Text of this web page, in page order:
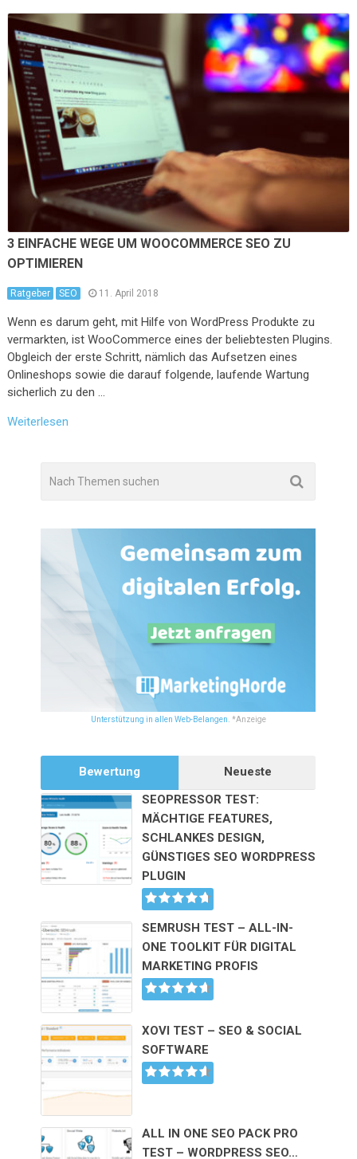
3 EINFACHE WEGE UM WOOCOMMERCE SEO ZU
OPTIMIEREN
Ratgeber SEO 11. April 2018
Wenn es darum geht, mit Hilfe von WordPress Produkte zu
vermarkten, ist WooCommerce eines der beliebtesten Plugins.
Obgleich der erste Schritt, nämlich das Aufsetzen eines
Onlineshops sowie die darauf folgende, laufende Wartung
sicherlich zu den …
Weiterlesen
Unterstützung in allen Web-Belangen. *Anzeige
Bewertung
Neueste
SEOPRESSOR TEST:
MÄCHTIGE FEATURES,
SCHLANKES DESIGN,
GÜNSTIGES SEO WORDPRESS
PLUGIN
SEMRUSH TEST – ALL-IN-
ONE TOOLKIT FÜR DIGITAL
MARKETING PROFIS
XOVI TEST – SEO & SOCIAL
SOFTWARE
ALL IN ONE SEO PACK PRO
TEST – WORDPRESS SEO…